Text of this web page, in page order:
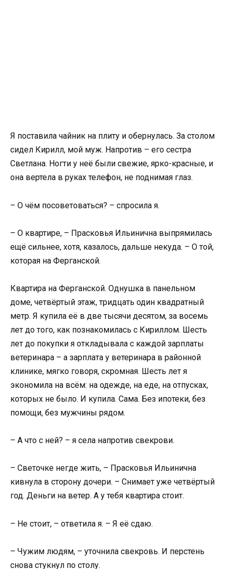
Я поставила чайник на плиту и обернулась. За столом
сидел Кирилл, мой муж. Напротив – его сестра
Светлана. Ногти у неё были свежие, ярко-красные, и
она вертела в руках телефон, не поднимая глаз.
– О чём посоветоваться? – спросила я.
– О квартире, – Прасковья Ильинична выпрямилась
ещё сильнее, хотя, казалось, дальше некуда. – О той,
которая на Ферганской.
Квартира на Ферганской. Однушка в панельном
доме, четвёртый этаж, тридцать один квадратный
метр. Я купила её в две тысячи десятом, за восемь
лет до того, как познакомилась с Кириллом. Шесть
лет до покупки я откладывала с каждой зарплаты
ветеринара – а зарплата у ветеринара в районной
клинике, мягко говоря, скромная. Шесть лет я
экономила на всём: на одежде, на еде, на отпусках,
которых не было. И купила. Сама. Без ипотеки, без
помощи, без мужчины рядом.
– А что с ней? – я села напротив свекрови.
– Светочке негде жить, – Прасковья Ильинична
кивнула в сторону дочери. – Снимает уже четвёртый
год. Деньги на ветер. А у тебя квартира стоит.
– Не стоит, – ответила я. – Я её сдаю.
– Чужим людям, – уточнила свекровь. И перстень
снова стукнул по столу.